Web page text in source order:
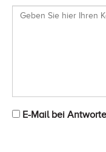
E-Mail bei